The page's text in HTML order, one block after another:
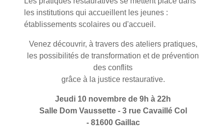
les institutions qui accueillent les jeunes :
établissements scolaires ou d'accueil.
Venez découvrir, à travers des ateliers pratiques,
les possibilités de transformation et de prévention
des conflits
grâce à la justice restaurative.
Jeudi 10 novembre de 9h à 22h
Salle Dom Vaussette - 3 rue Cavaillé Col
- 81600 Gaillac